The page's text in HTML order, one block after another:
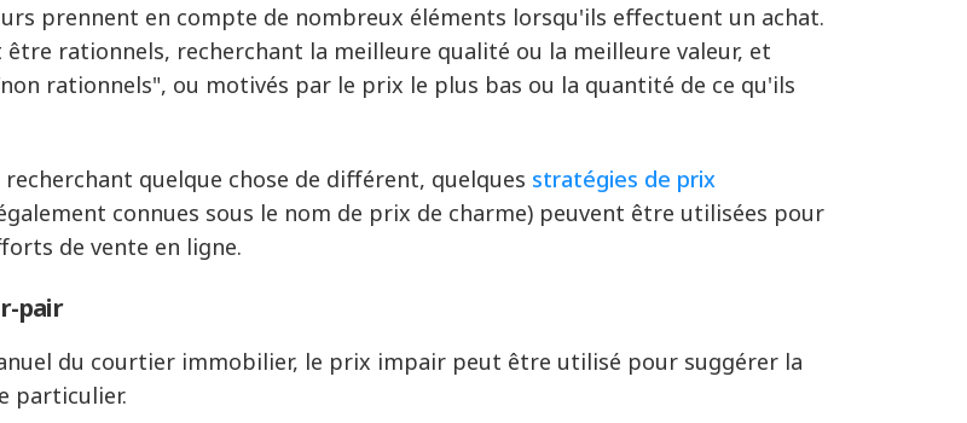
prennent en compte de nombreux éléments lorsqu'ils effectuent un achat.
être rationnels, recherchant la meilleure qualité ou la meilleure valeur, et
rationnels", ou motivés par le prix le plus bas ou la quantité de ce qu'ils
recherchant quelque chose de différent, quelques stratégies de prix
connues sous le nom de prix de charme) peuvent être utilisées pour
de vente en ligne.
pair
du courtier immobilier, le prix impair peut être utilisé pour suggérer la
particulier.